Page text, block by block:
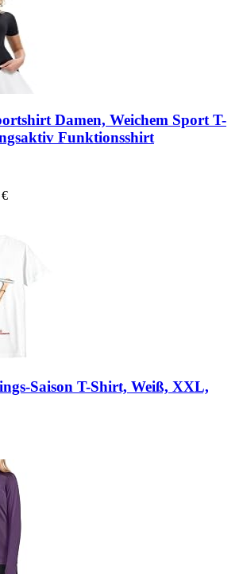
Damen, Weichem Sport T-
Funktionsshirt
Saison T-Shirt, Weiß, XXL,